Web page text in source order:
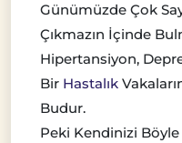
Günümüzde Çok
Çıkmazın İçinde
Hipertansiyon,
Bir Hastalık
Budur.
Peki Kendinizi